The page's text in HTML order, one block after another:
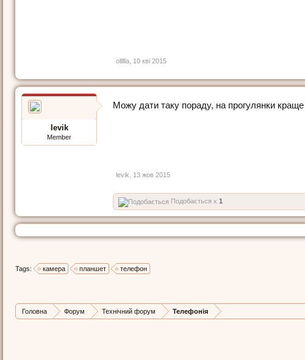
ollllla 10 кві 2015
levik
Member
Можу дати таку пораду, на прогулянки
levik 13 жов 2015
Подобається x 1
Tags: камера планшет телефон
Головна Форум Технічний форум Телефонія